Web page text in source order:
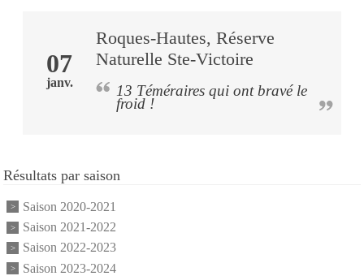
07
janv.
Roques-Hautes, Réserve
Naturelle Ste-Victoire
13 Téméraires qui ont bravé le
froid !
Résultats par saison
Saison 2020-2021
Saison 2021-2022
Saison 2022-2023
Saison 2023-2024